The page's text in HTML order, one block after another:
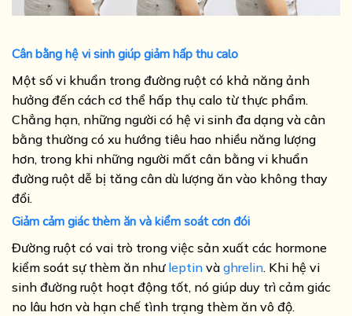
Cân bằng hệ vi sinh giúp giảm hấp thu calo
Một số vi khuẩn trong đường ruột có khả năng ảnh
hưởng đến cách cơ thể hấp thụ calo từ thực phẩm.
Chẳng hạn, những người có hệ vi sinh đa dạng và cân
bằng thường có xu hướng tiêu hao nhiều năng lượng
hơn, trong khi những người mất cân bằng vi khuẩn
đường ruột dễ bị tăng cân dù lượng ăn vào không thay
đổi.
Giảm cảm giác thèm ăn và kiểm soát cơn đói
Đường ruột có vai trò trong việc sản xuất các hormone
kiểm soát sự thèm ăn như leptin và ghrelin. Khi hệ vi
sinh đường ruột hoạt động tốt, nó giúp duy trì cảm giác
no lâu hơn và hạn chế tình trạng thèm ăn vô độ.